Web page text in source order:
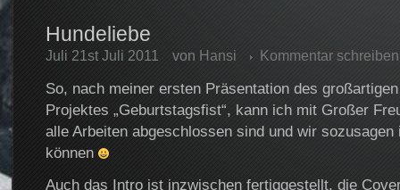
Hundeliebe
Juli 21st Juli 2011 von Hansi Kommentar schreiben
So, nach meiner ersten Präsentation des
Projektes „Geburtstagsfist“, kann ich mit Großer
alle Arbeiten abgeschlossen sind und wir sozusagen
können
Auch das Intro ist inzwischen fertiggestellt, die